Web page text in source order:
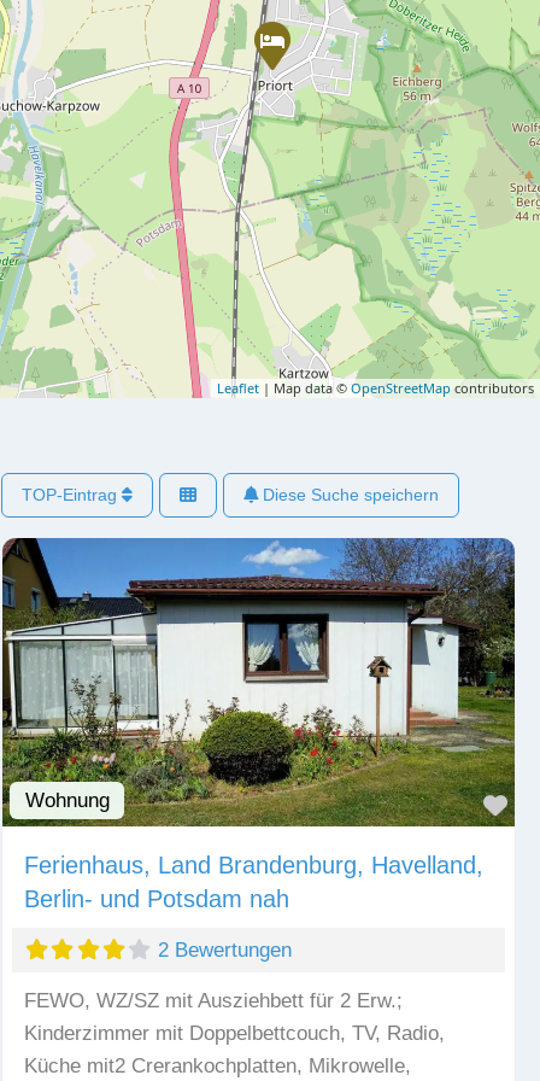
Leaflet | Map data © OpenStreetMap contributors
TOP-Eintrag Diese Suche speichern
Wohnung
Ferienhaus, Land Brandenburg, Havelland,
Berlin- und Potsdam nah
2 Bewertungen
FEWO, WZ/SZ mit Ausziehbett für 2 Erw.;
Kinderzimmer mit Doppelbettcouch, TV, Radio,
Küche mit2 Crerankochplatten, Mikrowelle,